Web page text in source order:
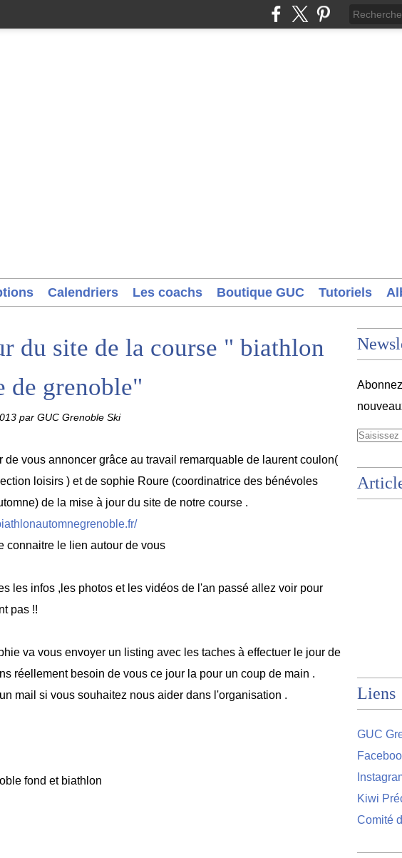
Calendriers Les coachs Boutique GUC Tutoriels
du site de la course " biathlon
de grenoble"
par GUC Grenoble Ski
de vous annoncer grâce au travail remarquable de laurent coulon(
loisirs ) et de sophie Roure (coordinatrice des bénévoles
de la mise à jour du site de notre course .
connaitre le lien autour de vous
les infos ,les photos et les vidéos de l'an passé allez voir pour
pas !!
va vous envoyer un listing avec les taches à effectuer le jour de
réellement besoin de vous ce jour la pour un coup de main .
mail si vous souhaitez nous aider dans l'organisation .
fond et biathlon
Liens
GUC
Kiwi
Comité